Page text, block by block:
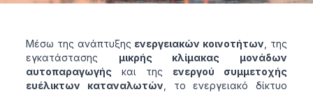
Μέσω της ανάπτυξης ενεργειακών κοινοτήτων , της
εγκατάστασης μικρής κλίμακας μονάδων
αυτοπαραγωγής και της ενεργού συμμετοχής
ευέλικτων καταναλωτών , το ενεργειακό δίκτυο